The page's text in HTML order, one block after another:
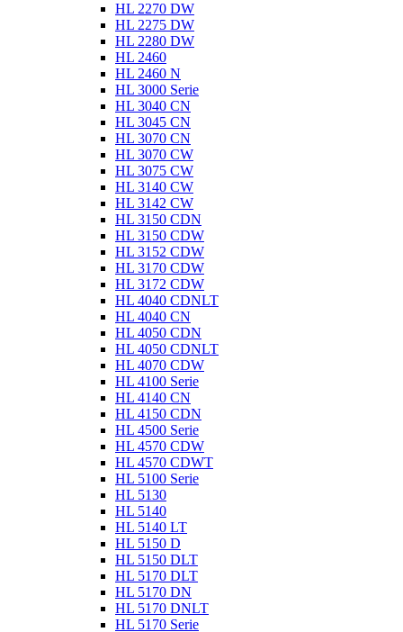
HL 2270 DW
HL 2275 DW
HL 2280 DW
HL 2460
HL 2460 N
HL 3000 Serie
HL 3040 CN
HL 3045 CN
HL 3070 CN
HL 3070 CW
HL 3075 CW
HL 3140 CW
HL 3142 CW
HL 3150 CDN
HL 3150 CDW
HL 3152 CDW
HL 3170 CDW
HL 3172 CDW
HL 4040 CDNLT
HL 4040 CN
HL 4050 CDN
HL 4050 CDNLT
HL 4070 CDW
HL 4100 Serie
HL 4140 CN
HL 4150 CDN
HL 4500 Serie
HL 4570 CDW
HL 4570 CDWT
HL 5100 Serie
HL 5130
HL 5140
HL 5140 LT
HL 5150 D
HL 5150 DLT
HL 5170 DLT
HL 5170 DN
HL 5170 DNLT
HL 5170 Serie